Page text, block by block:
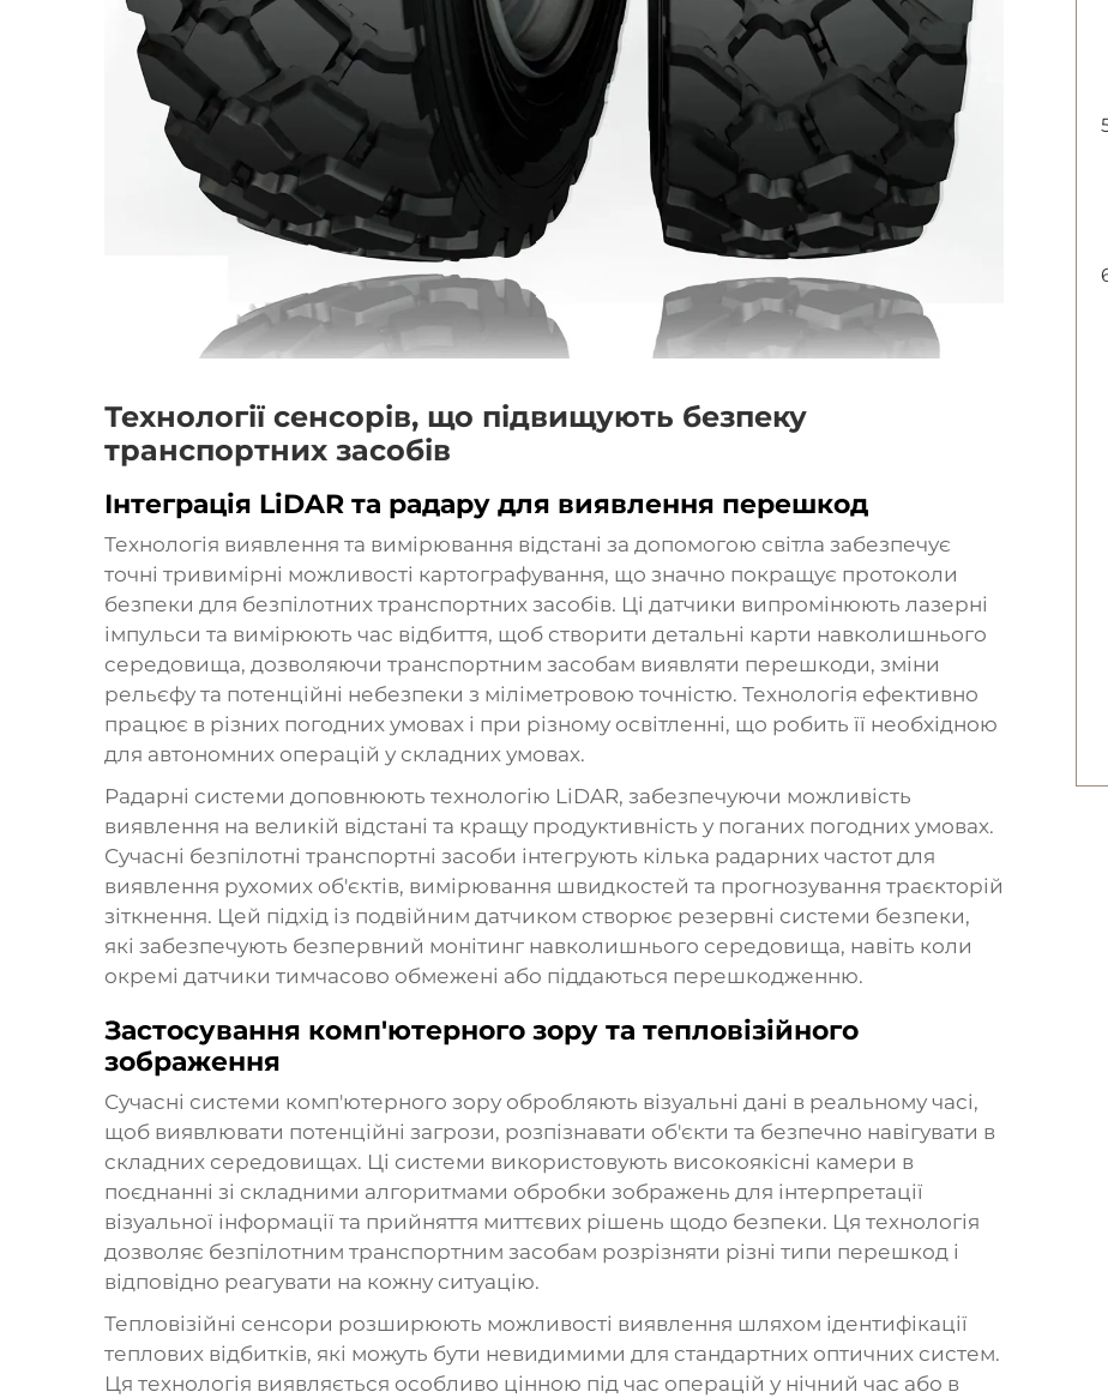
Технології сенсорів, що підвищують безпеку
транспортних засобів
Інтеграція LiDAR та радару для виявлення перешкод
Технологія виявлення та вимірювання відстані за допомогою світла забезпечує
точні тривимірні можливості картографування, що значно покращує протоколи
безпеки для безпілотних транспортних засобів. Ці датчики випромінюють лазерні
імпульси та вимірюють час відбиття, щоб створити детальні карти навколишнього
середовища, дозволяючи транспортним засобам виявляти перешкоди, зміни
рельєфу та потенційні небезпеки з міліметровою точністю. Технологія ефективно
працює в різних погодних умовах і при різному освітленні, що робить її необхідною
для автономних операцій у складних умовах.
Радарні системи доповнюють технологію LiDAR, забезпечуючи можливість
виявлення на великій відстані та кращу продуктивність у поганих погодних умовах.
Сучасні безпілотні транспортні засоби інтегрують кілька радарних частот для
виявлення рухомих об'єктів, вимірювання швидкостей та прогнозування траєкторій
зіткнення. Цей підхід із подвійним датчиком створює резервні системи безпеки,
які забезпечують безпервний монітинг навколишнього середовища, навіть коли
окремі датчики тимчасово обмежені або піддаються перешкодженню.
Застосування комп'ютерного зору та тепловізійного
зображення
Сучасні системи комп'ютерного зору обробляють візуальні дані в реальному часі,
щоб виявлювати потенційні загрози, розпізнавати об'єкти та безпечно навігувати в
складних середовищах. Ці системи використовують високоякісні камери в
поєднанні зі складними алгоритмами обробки зображень для інтерпретації
візуальної інформації та прийняття миттєвих рішень щодо безпеки. Ця технологія
дозволяє безпілотним транспортним засобам розрізняти різні типи перешкод і
відповідно реагувати на кожну ситуацію.
Тепловізійні сенсори розширюють можливості виявлення шляхом ідентифікації
теплових відбитків, які можуть бути невидимими для стандартних оптичних систем.
Ця технологія виявляється особливо цінною під час операцій у нічний час або в